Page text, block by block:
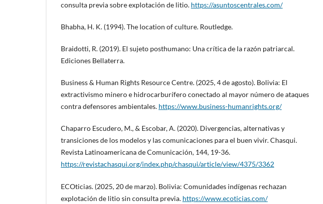
consulta previa sobre explotación de litio. https://asuntoscentrales.com/
Bhabha, H. K. (1994). The location of culture. Routledge.
Braidotti, R. (2019). El sujeto posthumano: Una crítica de la razón patriarcal.
Ediciones Bellaterra.
Business & Human Rights Resource Centre. (2025, 4 de agosto). Bolivia: El
extractivismo minero e hidrocarburífero conectado al mayor número de ataques
contra defensores ambientales. https://www.business-humanrights.org/
Chaparro Escudero, M., & Escobar, A. (2020). Divergencias, alternativas y
transiciones de los modelos y las comunicaciones para el buen vivir. Chasqui.
Revista Latinoamericana de Comunicación, 144, 19-36.
https://revistachasqui.org/index.php/chasqui/article/view/4375/3362
ECOticias. (2025, 20 de marzo). Bolivia: Comunidades indígenas rechazan
explotación de litio sin consulta previa. https://www.ecoticias.com/